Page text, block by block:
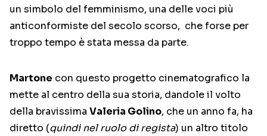
un simbolo del femminismo, una delle voci più
anticonformiste del secolo scorso, che forse per
troppo tempo è stata messa da parte.
Martone con questo progetto cinematografico la
mette al centro della sua storia, dandole il volto
della bravissima Valeria Golino, che un anno fa, ha
diretto (quindi nel ruolo di regista) un altro titolo